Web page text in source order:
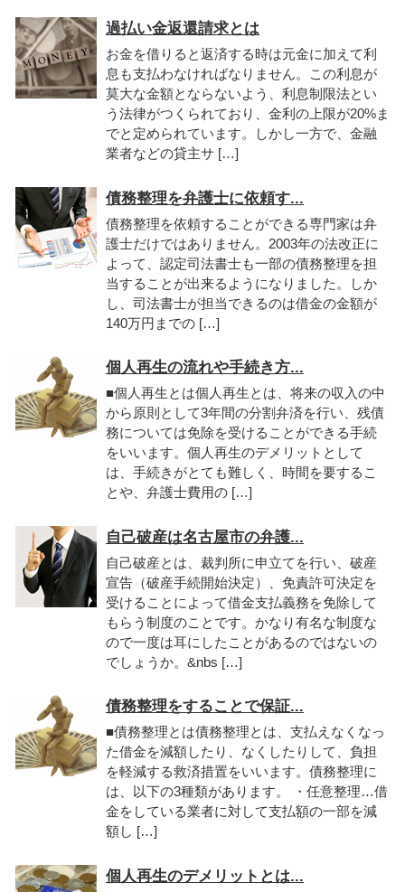
過払い金返還請求とは
お金を借りると返済する時は元金に加えて利
息も支払わなければなりません。この利息が
莫大な金額とならないよう、利息制限法とい
う法律がつくられており、金利の上限が20%ま
でと定められています。しかし一方で、金融
業者などの貸主サ […]
債務整理を弁護士に依頼す...
債務整理を依頼することができる専門家は弁
護士だけではありません。2003年の法改正に
よって、認定司法書士も一部の債務整理を担
当することが出来るようになりました。しか
し、司法書士が担当できるのは借金の金額が
140万円までの […]
個人再生の流れや手続き方...
■個人再生とは個人再生とは、将来の収入の中
から原則として3年間の分割弁済を行い、残債
務については免除を受けることができる手続
をいいます。個人再生のデメリットとして
は、手続きがとても難しく、時間を要するこ
とや、弁護士費用の […]
自己破産は名古屋市の弁護...
自己破産とは、裁判所に申立てを行い、破産
宣告（破産手続開始決定）、免責許可決定を
受けることによって借金支払義務を免除して
もらう制度のことです。かなり有名な制度な
ので一度は耳にしたことがあるのではないの
でしょうか。&nbs […]
債務整理をすることで保証...
■債務整理とは債務整理とは、支払えなくなっ
た借金を減額したり、なくしたりして、負担
を軽減する救済措置をいいます。債務整理に
は、以下の3種類があります。 ・任意整理…借
金をしている業者に対して支払額の一部を減
額し […]
個人再生のデメリットとは...